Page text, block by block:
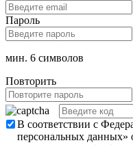
Пароль
мин. 6 символов
Повторить
В соответствии с
персональных данных»